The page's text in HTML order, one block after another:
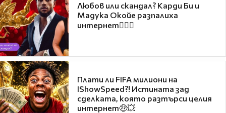
Любов или скандал? Карди Би и
Мадука Окойе разпалиха
интернет❤️‍🔥🔥
Плати ли FIFA милиони на
IShowSpeed?! Истината зад
сделката, която разтърси целия
интернет🤑💥